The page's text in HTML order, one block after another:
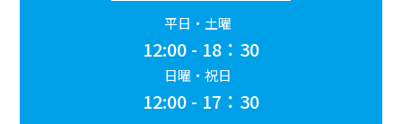
平日・土曜
12:00 - 18：30
日曜・祝日
12:00 - 17：30